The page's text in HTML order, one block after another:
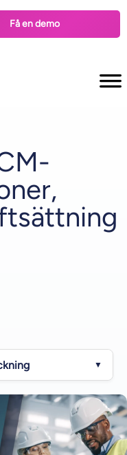
Få en demo
▼
i en ECM-lösning?
andra